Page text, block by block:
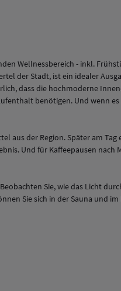
Wellnessbereich - inkl.
der Stadt, ist ein idealer
dass die hochmoderne
benötigen. Und wenn
der Region. Später am
Und für Kaffeepausen
Sie, wie das Licht
Sie sich in der Sauna und